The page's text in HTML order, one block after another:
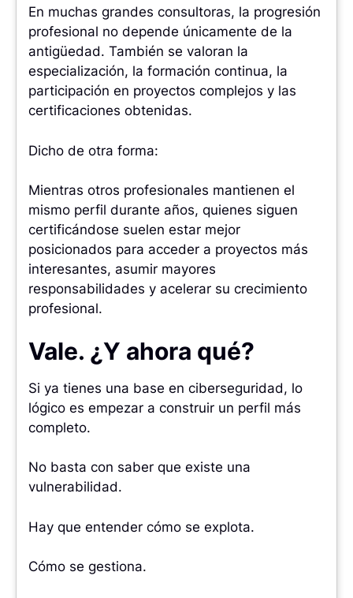
En muchas grandes consultoras, la progresión
profesional no depende únicamente de la
antigüedad. También se valoran la
especialización, la formación continua, la
participación en proyectos complejos y las
certificaciones obtenidas.
Dicho de otra forma:
Mientras otros profesionales mantienen el
mismo perfil durante años, quienes siguen
certificándose suelen estar mejor
posicionados para acceder a proyectos más
interesantes, asumir mayores
responsabilidades y acelerar su crecimiento
profesional.
Vale. ¿Y ahora qué?
Si ya tienes una base en ciberseguridad, lo
lógico es empezar a construir un perfil más
completo.
No basta con saber que existe una
vulnerabilidad.
Hay que entender cómo se explota.
Cómo se gestiona.